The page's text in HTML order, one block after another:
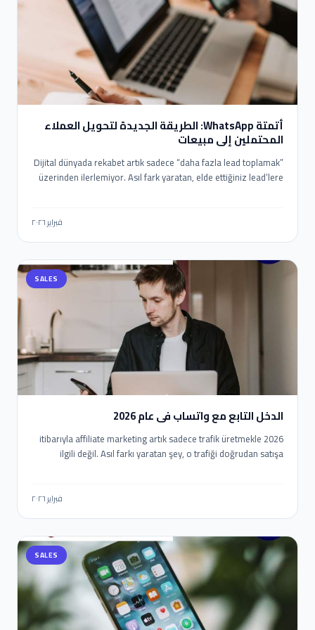
ونشرح سبب نجاح كل واحد منها، ونوضح لك كيف يمكن للأدوات
الذكية الحديثة مثل Eaglet وLeadOcean من PlusClouds أتمتة
العملية بالكامل حتى يعمل تواصلك على مدار الساعة، حتى أثناء
نومك.
أتمتة WhatsApp: الطريقة الجديدة لتحويل العملاء
المحتملين إلى مبيعات
Dijital dünyada rekabet artık sadece “daha fazla lead toplamak”
üzerinden ilerlemiyor. Asıl fark yaratan, elde ettiğiniz lead’lere
iletişim kanallarından biri olurken; n8n gibi araçlar sayesinde bu
kurmayı, Eaglet ve Leadocean gibi platformlardan gelen
lead’leri satışa dönüştürmeyi ve bu süreci nasıl optimize
edebileceğinizi detaylı şekilde ele alıyoruz.
فبراير ٢٠٢٦
SALES
الدخل التابع مع واتساب في عام 2026
2026 itibarıyla affiliate marketing artık sadece trafik üretmekle
ilgili değil. Asıl farkı yaratan şey, o trafiği doğrudan satışa
açılma oranları düşerken, WhatsApp mesajlarının okunma oranı
burada kritik fark şu: Manuel mesaj atanlar değil, otomasyon
kuranlar kazanıyor.
فبراير ٢٠٢٦
SALES